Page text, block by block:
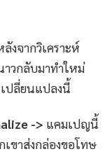
ลังจากวิเคราะห์
าวกลับมาทำใหม่
ปลี่ยนแปลงนี้
-> แคมเปญนี้
ขาส่งกล่องขอโทษ